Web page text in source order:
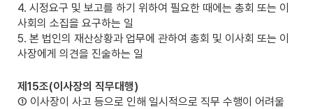
4. 시정요구 및 보고를 하기 위하여 필요한 때에는 총회 또는 이
사회의 소집을 요구하는 일
5. 본 법인의 재산상황과 업무에 관하여 총회 및 이사회 또는 이
사장에게 의견을 진술하는 일
제15조(이사장의 직무대행)
① 이사장이 사고 등으로 인해 일시적으로 직무 수행이 어려울